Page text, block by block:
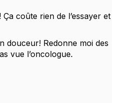
coûte rien de l’essayer et
douceur! Redonne moi des
vue l’oncologue.